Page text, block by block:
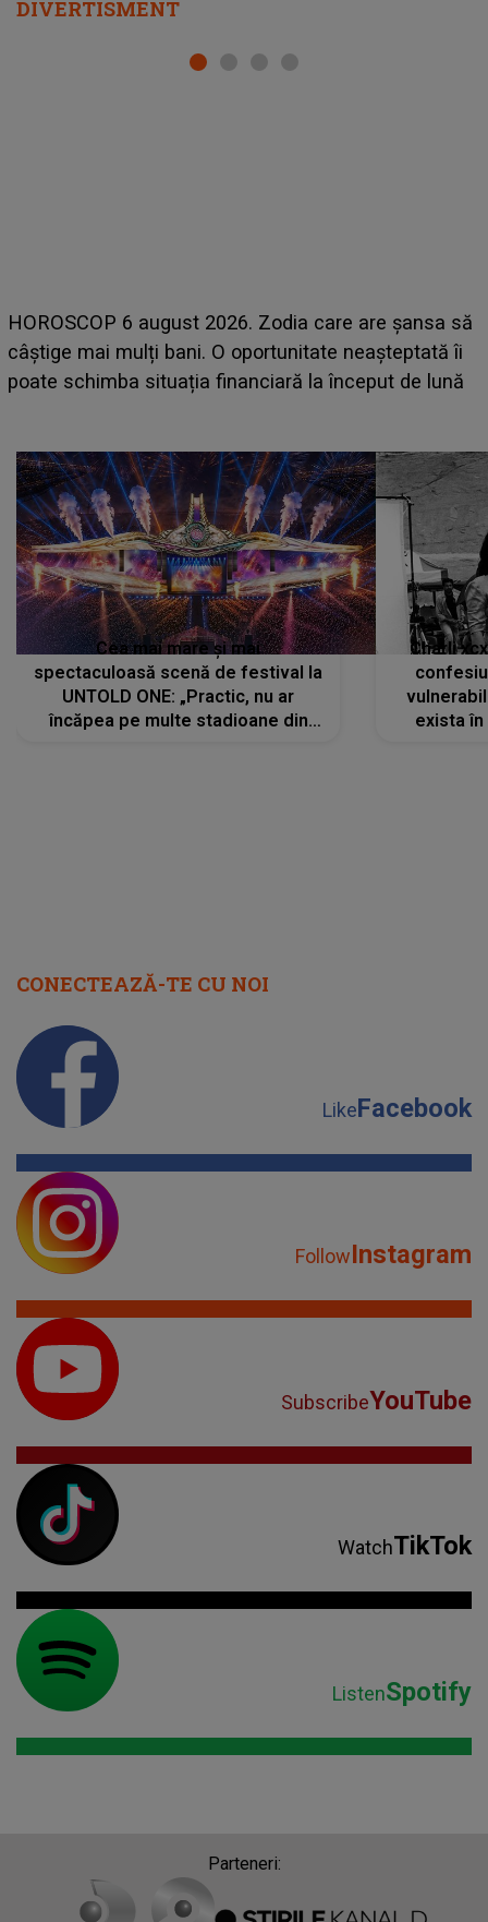
DIVERTISMENT
LINE-UP UNTOLD ONE, prima zi. Cine sunt artiștii
care deschid festivalul și de la ce ore au loc cele mai
așteptate concerte pe scena principală?
Cea mai mare și mai
spectaculoasă scenă de festival la
UNTOLD ONE: „Practic, nu ar
încăpea pe multe stadioane din
Charli
exista
CONECTEAZĂ-TE CU NOI
LikeFacebook
FollowInstagram
SubscribeYouTube
WatchTikTok
ListenSpotify
Parteneri: